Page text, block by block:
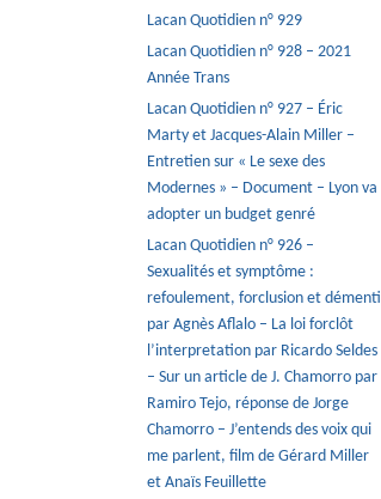
Lacan Quotidien n° 929
Lacan Quotidien n° 928 – 2021
Année Trans
Lacan Quotidien n° 927 – Éric
Marty et Jacques-Alain Miller –
Entretien sur « Le sexe des
Modernes » – Document – Lyon va
adopter un budget genré
Lacan Quotidien n° 926 –
Sexualités et symptôme :
refoulement, forclusion et démenti
par Agnès Aflalo – La loi forclôt
l’interpretation par Ricardo Seldes
– Sur un article de J. Chamorro par
Ramiro Tejo, réponse de Jorge
Chamorro – J’entends des voix qui
me parlent, film de Gérard Miller
et Anaïs Feuillette